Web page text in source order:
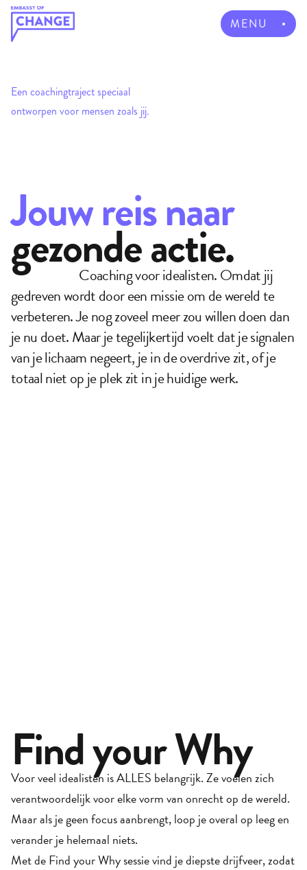
Jouw reis naar
gezonde actie.
Een coachingtraject speciaal
ontworpen voor mensen zoals jij.
Coaching voor idealisten. Omdat jij
gedreven wordt door een missie om de wereld te
verbeteren. Je nog zoveel meer zou willen doen dan
je nu doet. Maar je tegelijkertijd voelt dat je signalen
van je lichaam negeert, je in de overdrive zit, of je
Find your Why
Voor veel idealisten is ALLES belangrijk. Ze voelen zich
verantwoordelijk voor elke vorm van onrecht op de wereld.
Maar als je geen focus aanbrengt, loop je overal op leeg en
verander je helemaal niets.
Met de Find your Why sessie vind je diepste drijfveer, zodat
MENU